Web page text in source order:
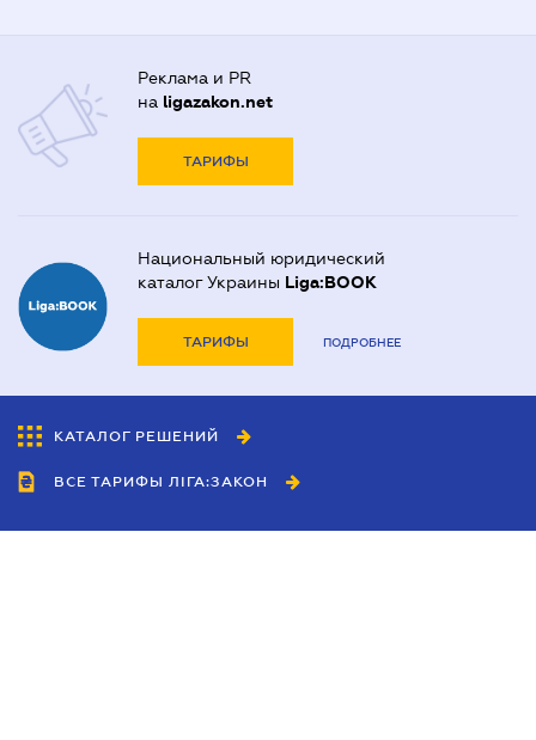
Реклама и PR
на ligazakon.net
ТАРИФЫ
Национальный юридический
каталог Украины Liga:BOOK
ТАРИФЫ ПОДРОБНЕЕ
КАТАЛОГ РЕШЕНИЙ
ВСЕ ТАРИФЫ ЛІГА:ЗАКОН